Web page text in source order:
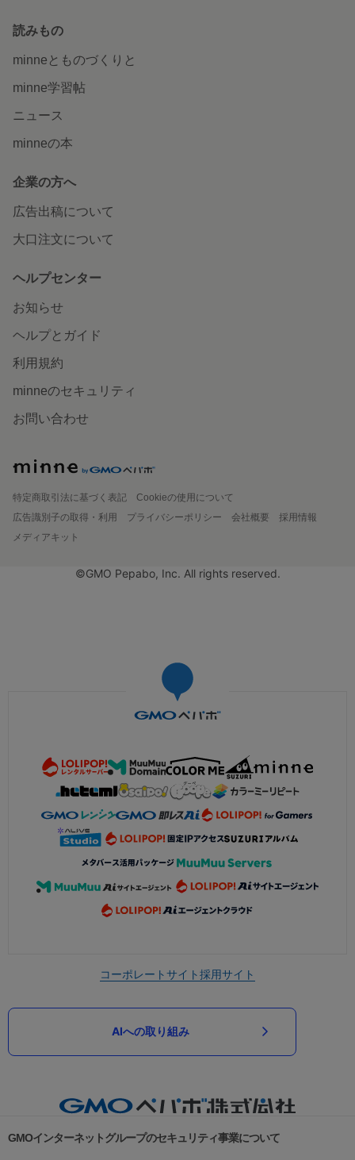
読みもの
minneとものづくりと
minne学習帖
ニュース
minneの本
企業の方へ
広告出稿について
大口注文について
ヘルプセンター
お知らせ
ヘルプとガイド
利用規約
minneのセキュリティ
お問い合わせ
特定商取引法に基づく表記
Cookieの使用について
広告識別子の取得・利用
プライバシーポリシー 会社概要
採用情報
メディアキット
©GMO Pepabo, Inc. All rights reserved.
コーポレートサイト採用サイト
AIへの取り組み
GMOインターネットグループのセキュリティ事業について